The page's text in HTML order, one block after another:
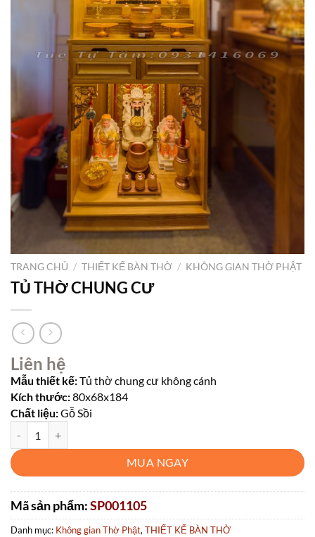
TRANG CHỦ / THIẾT KẾ BÀN THỜ / KHÔNG GIAN THỜ PHẬT
TỦ THỜ CHUNG CƯ
Liên hệ
Mẫu thiết kế:Tủ thờ chung cư không cánh
Kích thước:80x68x184
Chất liệu:Gỗ Sồi
MUA NGAY
Mã sản phẩm:SP001105
Danh mục: Không gian Thờ Phật, THIẾT KẾ BÀN THỜ